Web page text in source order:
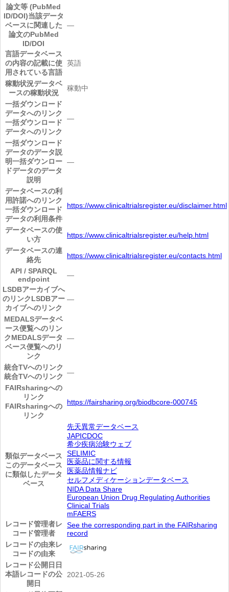
論文等 (PubMed
ID/DOI)当該データ
ベースに関連した
論文のPubMed
ID/DOI
―
言語データベース
の内容の記載に使
用されている言語
英語
稼動状況データベ
ースの稼動状況
稼動中
一括ダウンロード
データへのリンク
一括ダウンロード
データへのリンク
―
一括ダウンロード
データのデータ説
明一括ダウンロー
ドデータのデータ
説明
―
データベースの利
用許諾へのリンク
一括ダウンロード
データの利用条件
https://www.clinicaltrialsregister.eu/disclaimer.html
データベースの使
い方
https://www.clinicaltrialsregister.eu/help.html
データベースの連
絡先
https://www.clinicaltrialsregister.eu/contacts.html
API / SPARQL
endpoint
―
LSDBアーカイブへ
のリンクLSDBアー
カイブへのリンク
―
MEDALSデータベ
ース便覧へのリン
クMEDALSデータ
ベース便覧へのリ
ンク
―
統合TVへのリンク
統合TVへのリンク ―
FAIRsharingへの
リンク
FAIRsharingへの
リンク
https://fairsharing.org/biodbcore-000745
類似データベース
このデータベース
に類似したデータ
ベース
先天異常データベース
JAPICDOC
希少疾病治験ウェブ
SELIMIC
医薬品に関する情報
医薬品情報ナビ
セルフメディケーションデータベース
NIDA Data Share
European Union Drug Regulating Authorities
Clinical Trials
mFAERS
レコード管理者レ
コード管理者
See the corresponding part in the FAIRsharing
record
レコードの由来レ
コードの由来
レコード公開日 日
本語レコードの公
開日
2021-05-26